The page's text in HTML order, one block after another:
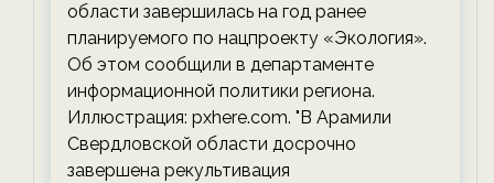
области завершилась на год ранее
планируемого по нацпроекту «Экология».
Об этом сообщили в департаменте
информационной политики региона.
Иллюстрация: pxhere.com. "В Арамили
Свердловской области досрочно
завершена рекультивация